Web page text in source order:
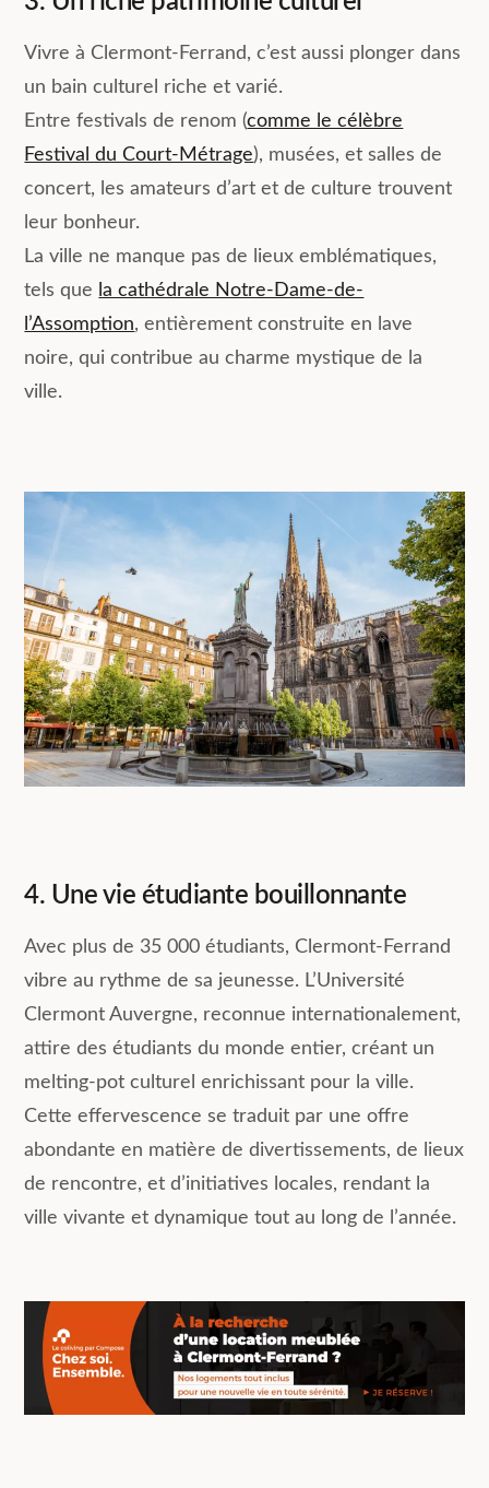
Vivre à Clermont-Ferrand, c’est aussi plonger dans
un bain culturel riche et varié.
Entre festivals de renom (comme le célèbre
Festival du Court-Métrage), musées, et salles de
concert, les amateurs d’art et de culture trouvent
leur bonheur.
La ville ne manque pas de lieux emblématiques,
tels que la cathédrale Notre-Dame-de-
l’Assomption, entièrement construite en lave
noire, qui contribue au charme mystique de la
ville.
4. Une vie étudiante bouillonnante
Avec plus de 35 000 étudiants, Clermont-Ferrand
vibre au rythme de sa jeunesse. L’Université
Clermont Auvergne, reconnue internationalement,
attire des étudiants du monde entier, créant un
melting-pot culturel enrichissant pour la ville.
Cette effervescence se traduit par une offre
abondante en matière de divertissements, de lieux
de rencontre, et d’initiatives locales, rendant la
ville vivante et dynamique tout au long de l’année.